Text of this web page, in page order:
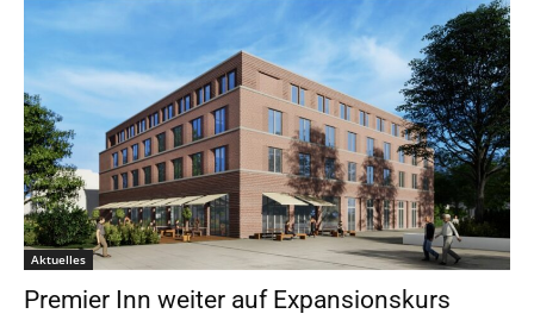
Aktuelles
Premier Inn weiter auf Expansionskurs